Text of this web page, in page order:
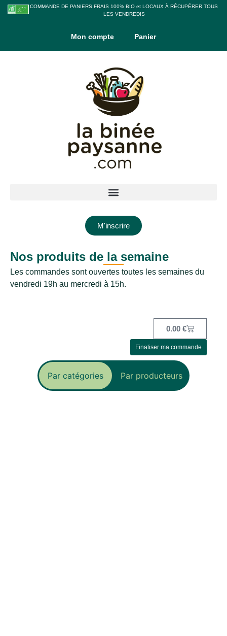
COMMANDE DE PANIERS FRAIS 100% BIO et LOCAUX À RÉCUPÉRER TOUS
LES VENDREDIS
Mon compte Panier
M'inscrire
Nos produits de la semaine
Les commandes sont ouvertes toutes les semaines du
vendredi 19h au mercredi à 15h.
0.00 €
Finaliser ma commande
Par catégories Par producteurs